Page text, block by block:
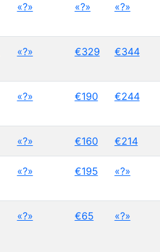
«?» «?» «?»
«?» €329 €344
«?» €190 €244
«?» €160 €214
«?» €195 «?»
«?» €65 «?»